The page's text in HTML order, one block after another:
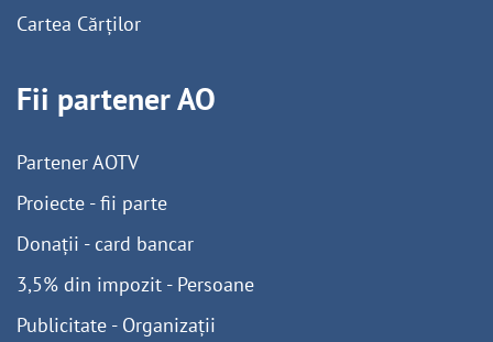
Cartea Cărților
Fii partener AO
Partener AOTV
Proiecte - fii parte
Donații - card bancar
3,5% din impozit - Persoane
Publicitate - Organizații